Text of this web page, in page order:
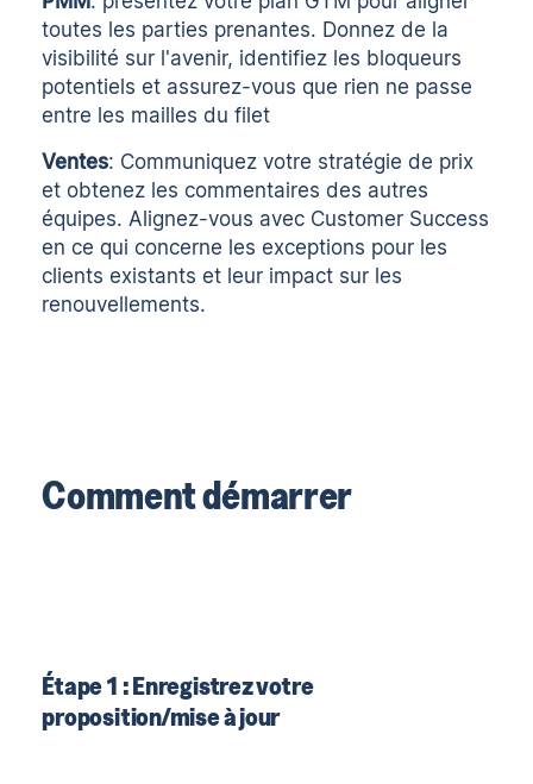
toutes les parties prenantes. Donnez de la
visibilité sur l'avenir, identifiez les bloqueurs
potentiels et assurez-vous que rien ne passe
entre les mailles du filet
Ventes: Communiquez votre stratégie de prix
et obtenez les commentaires des autres
équipes. Alignez-vous avec Customer Success
en ce qui concerne les exceptions pour les
clients existants et leur impact sur les
renouvellements.
Comment démarrer
Étape 1 : Enregistrez votre
proposition/mise à jour